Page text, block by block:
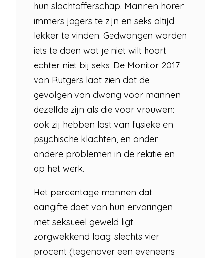
hun slachtofferschap. Mannen horen
immers jagers te zijn en seks altijd
lekker te vinden. Gedwongen worden
iets te doen wat je niet wilt hoort
echter niet bij seks. De Monitor 2017
van Rutgers laat zien dat de
gevolgen van dwang voor mannen
dezelfde zijn als die voor vrouwen:
ook zij hebben last van fysieke en
psychische klachten, en onder
andere problemen in de relatie en
op het werk.
Het percentage mannen dat
aangifte doet van hun ervaringen
met seksueel geweld ligt
zorgwekkend laag: slechts vier
procent (tegenover een eveneens